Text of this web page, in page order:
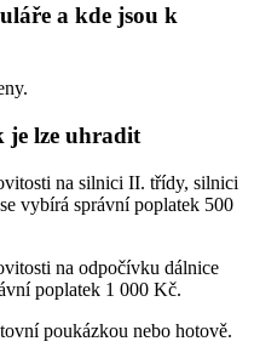
a kde jsou k
je lze uhradit
na silnici II. třídy, silnici
vybírá správní poplatek 500
na odpočívku dálnice
poplatek 1 000 Kč.
poukázkou nebo hotově.